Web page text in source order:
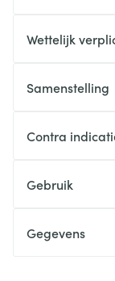
Wettelijk
Samenstelling
Contra
Gebruik
Gegevens